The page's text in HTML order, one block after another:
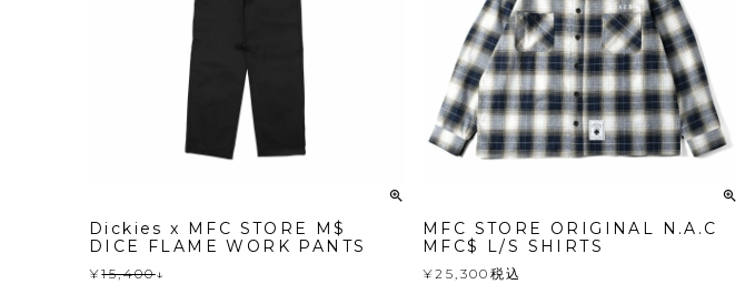
Dickies x MFC STORE M$
DICE FLAME WORK PANTS
¥15,400↓
MFC STORE ORIGINAL N.A.C
MFC$ L/S SHIRTS
¥25,300 税込